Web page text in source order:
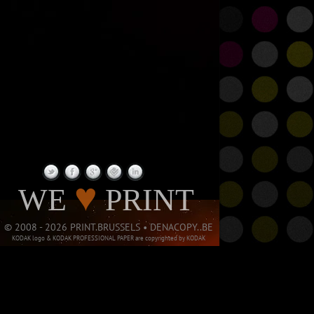
PAGE
© 2008 - 2026 PRINT.BRUSSELS • DENACOPY..BE
KODAK logo & KODAK PROFESSIONAL PAPER are copyrighted by KODAK
WE ♥PRINT